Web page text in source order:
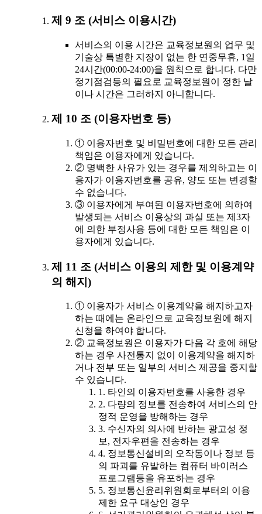
제 9 조 (서비스 이용시간)
서비스의 이용 시간은 교육정보원의 업무 및
기술상 특별한 지장이 없는 한 연중무휴, 1일
24시간(00:00-24:00)을 원칙으로 합니다. 다만
정기점검등의 필요로 교육정보원이 정한 날
이나 시간은 그러하지 아니합니다.
제 10 조 (이용자번호 등)
① 이용자번호 및 비밀번호에 대한 모든 관리
책임은 이용자에게 있습니다.
② 명백한 사유가 있는 경우를 제외하고는 이
용자가 이용자번호를 공유, 양도 또는 변경할
수 없습니다.
③ 이용자에게 부여된 이용자번호에 의하여
발생되는 서비스 이용상의 과실 또는 제3자
에 의한 부정사용 등에 대한 모든 책임은 이
용자에게 있습니다.
제 11 조 (서비스 이용의 제한 및 이용계약
의 해지)
① 이용자가 서비스 이용계약을 해지하고자
하는 때에는 온라인으로 교육정보원에 해지
신청을 하여야 합니다.
② 교육정보원은 이용자가 다음 각 호에 해당
하는 경우 사전통지 없이 이용계약을 해지하
거나 전부 또는 일부의 서비스 제공을 중지할
수 있습니다.
1. 타인의 이용자번호를 사용한 경우
2. 다량의 정보를 전송하여 서비스의 안
정적 운영을 방해하는 경우
3. 수신자의 의사에 반하는 광고성 정
보, 전자우편을 전송하는 경우
4. 정보통신설비의 오작동이나 정보 등
의 파괴를 유발하는 컴퓨터 바이러스
프로그램등을 유포하는 경우
5. 정보통신윤리위원회로부터의 이용
제한 요구 대상인 경우